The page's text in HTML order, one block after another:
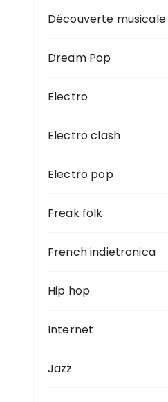
Découverte musicale
Dream Pop
Electro
Electro clash
Electro pop
Freak folk
French indietronica
Hip hop
Internet
Jazz